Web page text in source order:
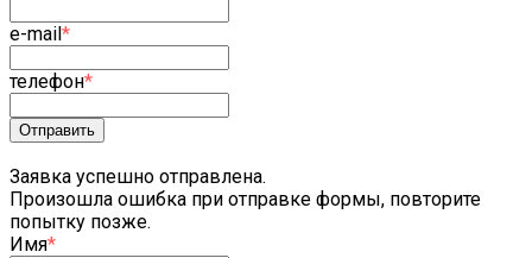
e-mail *
телефон*
Отправить
Заявка успешно отправлена.
Произошла ошибка при отправке формы, повторите
попытку позже.
Имя*